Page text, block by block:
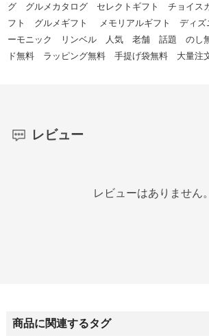
グ グルメカタログ セレクトギフト チョイス
フト グルメギフト メモリアルギフト ディ
ーモニック リンベル 人気 老舗 話題 のし
ド無料 ラッピング無料 手提げ袋無料 大量注
レビュー
レビューはありません。
商品に関連するタグ